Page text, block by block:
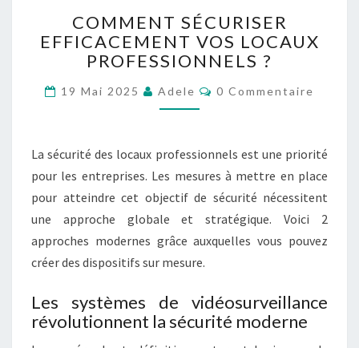
O
M
M
N
T
U
R
I
S
R
F
COMMENT SÉCURISER
EFFICACEMENT VOS LOCAUX
PROFESSIONNELS ?
19 Mai 2025 Adele
C
O
T
A
I
R
S
0 Commentaire
La sécurité des locaux professionnels est une priorité
pour les entreprises. Les mesures à mettre en place
pour atteindre cet objectif de sécurité nécessitent
une approche globale et stratégique. Voici 2
approches modernes grâce auxquelles vous pouvez
créer des dispositifs sur mesure.
Les systèmes de vidéosurveillance
révolutionnent la sécurité moderne